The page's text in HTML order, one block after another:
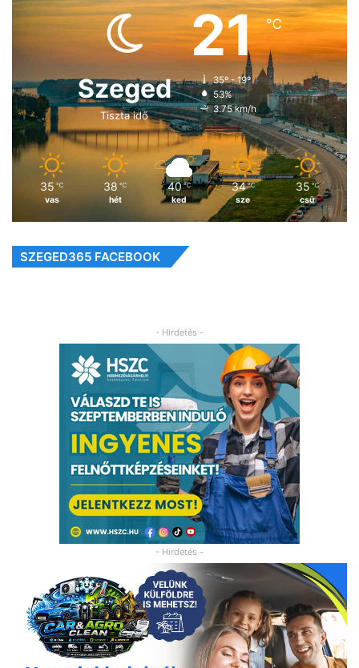
Szeged
Tiszta idő
21℃
35º - 19º
53%
3.75 km/h
35 ℃
vas
38 ℃
hét
40 ℃
ked
34 ℃
sze
35 ℃
csü
SZEGED365 FACEBOOK
- Hirdetés -
- Hirdetés -